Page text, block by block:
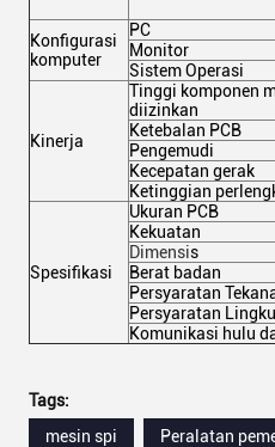
Konfigurasi
komputer
PC
Monitor
Sistem Operasi
Kinerja
Tinggi komponen
diizinkan
Ketebalan PCB
Pengemudi
Kecepatan gerak
Ketinggian
Spesifikasi
Ukuran PCB
Kekuatan
Dimensis
Berat badan
Persyaratan
Persyaratan
Komunikasi hulu
Tags:
mesin spi
Peralatan